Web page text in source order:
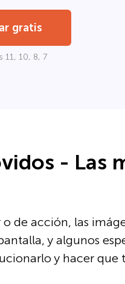
gratis
11, 10, 8, 7
- Las
de acción, las
y algunos
y hacer que